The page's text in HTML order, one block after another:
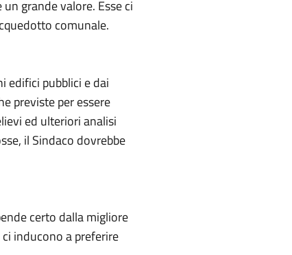
grande valore. Esse ci
comunale.
edifici pubblici e dai
previste per essere
ed ulteriori analisi
il Sindaco dovrebbe
certo dalla migliore
inducono a preferire